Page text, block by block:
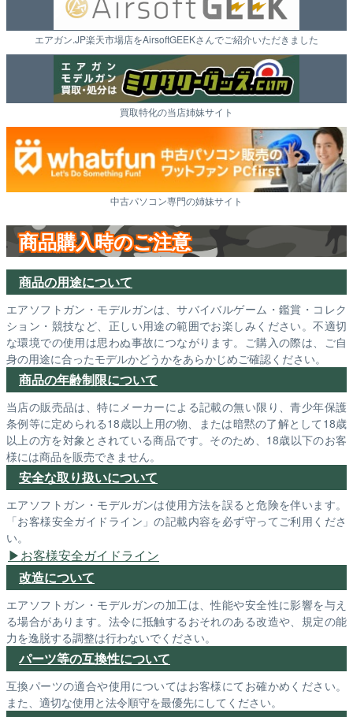
エアガン.JP楽天市場店をAirsoftGEEKさんでご紹介いただきました
買取特化の当店姉妹サイト
中古パソコン専門の姉妹サイト
商品購入時のご注意
商品の用途について
エアソフトガン・モデルガンは、サバイバルゲーム・鑑賞・コレク
ション・競技など、正しい用途の範囲でお楽しみください。不適切
な環境での使用は思わぬ事故につながります。ご購入の際は、ご自
身の用途に合ったモデルかどうかをあらかじめご確認ください。
商品の年齢制限について
当店の販売品は、特にメーカーによる記載の無い限り、青少年保護
条例等に定められる18歳以上用の物、または暗黙の了解として18歳
以上の方を対象とされている商品です。そのため、18歳以下のお客
様には商品を販売できません。
安全な取り扱いについて
エアソフトガン・モデルガンは使用方法を誤ると危険を伴います。
「お客様安全ガイドライン」の記載内容を必ず守ってご利用くださ
い。
お客様安全ガイドライン
改造について
エアソフトガン・モデルガンの加工は、性能や安全性に影響を与え
る場合があります。法令に抵触するおそれのある改造や、規定の能
力を逸脱する調整は行わないでください。
パーツ等の互換性について
互換パーツの適合や使用についてはお客様にてお確かめください。
また、適切な使用と法令順守を最優先にしてください。